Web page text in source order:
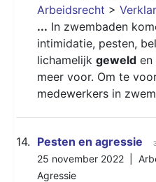
Arbeidsrecht >
... In zwembaden
intimidatie, pesten,
lichamelijk geweld en
meer voor. Om te
medewerkers in
14. Pesten en agressie
25 november 2022 |
Agressie